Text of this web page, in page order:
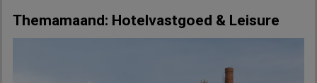
Themamaand: Hotelvastgoed & Leisure